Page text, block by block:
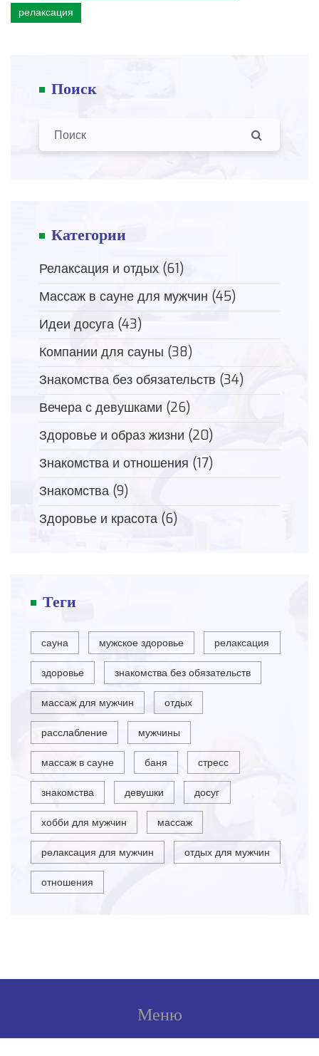
релаксация
Поиск
Категории
Релаксация и отдых (61)
Массаж в сауне для мужчин (45)
Идеи досуга (43)
Компании для сауны (38)
Знакомства без обязательств (34)
Вечера с девушками (26)
Здоровье и образ жизни (20)
Знакомства и отношения (17)
Знакомства (9)
Здоровье и красота (6)
Теги
сауна мужское здоровье релаксация
здоровье знакомства без обязательств
массаж для мужчин отдых
расслабление мужчины
массаж в сауне баня стресс
знакомства девушки досуг
хобби для мужчин массаж
релаксация для мужчин отдых для мужчин
отношения
Меню
О нас